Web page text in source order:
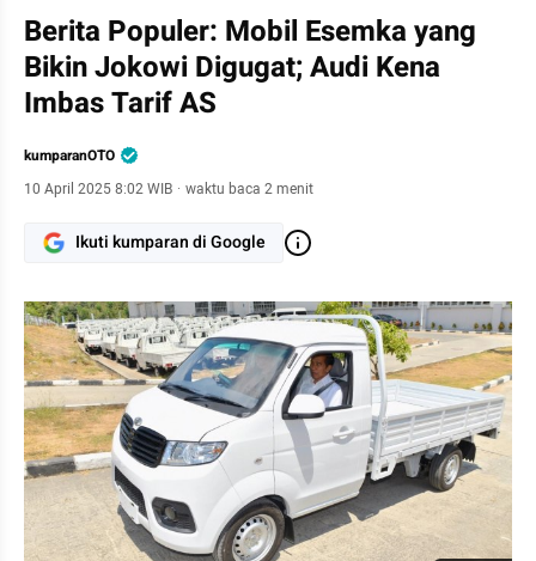
Berita Populer: Mobil Esemka yang
Bikin Jokowi Digugat; Audi Kena
Imbas Tarif AS
kumparanOTO
10 April 2025 8:02 WIB · waktu baca 2 menit
Ikuti kumparan di Google